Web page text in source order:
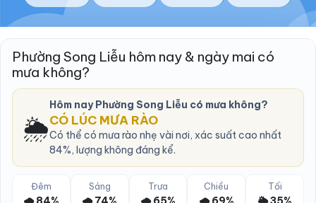
Phường Song Liễu hôm nay & ngày mai có
mưa không?
🌦️
Hôm nay Phường Song Liễu có mưa không?
CÓ LÚC MƯA RÀO
Có thể có mưa rào nhẹ vài nơi, xác suất cao nhất
84%, lượng không đáng kể.
Đêm Sáng Trưa Chiều Tối